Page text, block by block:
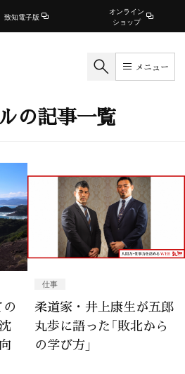
致知電子版
オンライン
ショップ
メニュー
の記事一覧
仕事
柔道家・井上康生が五郎
丸歩に語った「敗北から
の学び方」